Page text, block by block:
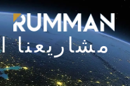
مشاريعنا